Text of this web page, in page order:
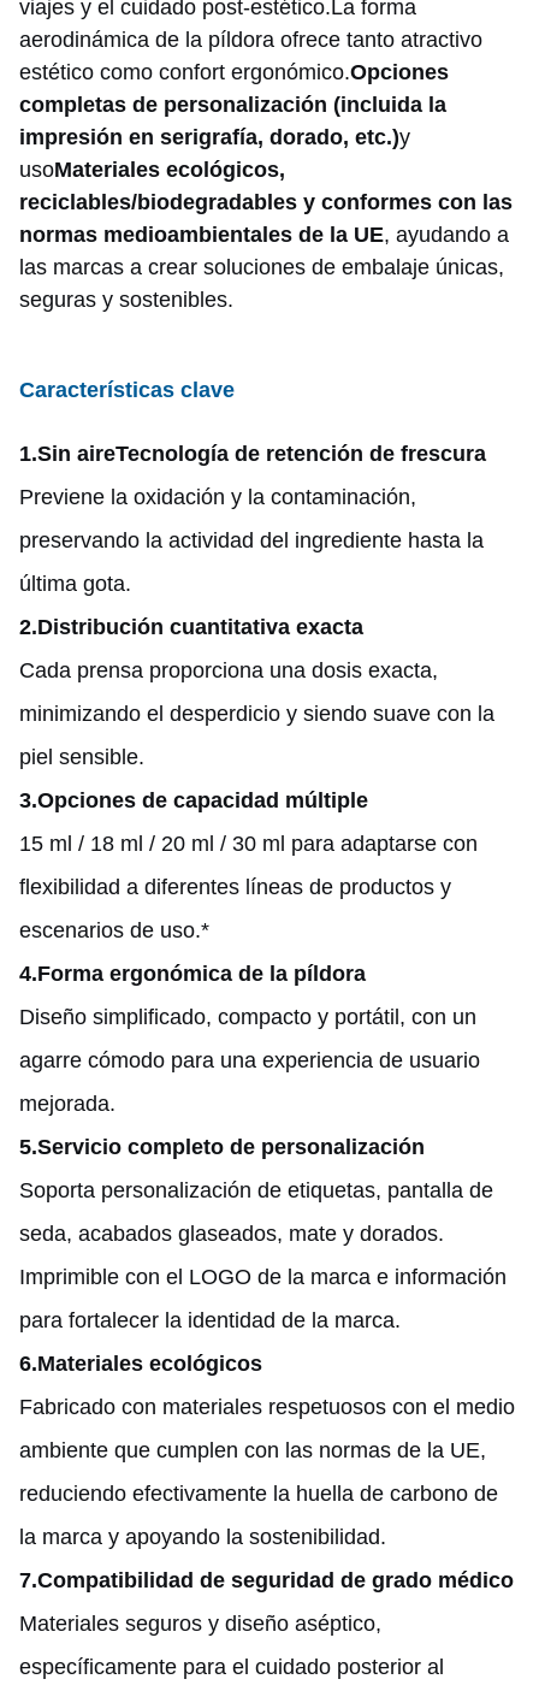
viajes y el cuidado post-estético.La forma
aerodinámica de la píldora ofrece tanto atractivo
estético como confort ergonómico.Opciones
completas de personalización (incluida la
impresión en serigrafía, dorado, etc.)y
usoMateriales ecológicos,
reciclables/biodegradables y conformes con las
normas medioambientales de la UE, ayudando a
las marcas a crear soluciones de embalaje únicas,
seguras y sostenibles.
Características clave
1.Sin aireTecnología de retención de frescura
Previene la oxidación y la contaminación,
preservando la actividad del ingrediente hasta la
última gota.
2.Distribución cuantitativa exacta
Cada prensa proporciona una dosis exacta,
minimizando el desperdicio y siendo suave con la
piel sensible.
3.Opciones de capacidad múltiple
15 ml / 18 ml / 20 ml / 30 ml para adaptarse con
flexibilidad a diferentes líneas de productos y
escenarios de uso.*
4.Forma ergonómica de la píldora
Diseño simplificado, compacto y portátil, con un
agarre cómodo para una experiencia de usuario
mejorada.
5.Servicio completo de personalización
Soporta personalización de etiquetas, pantalla de
seda, acabados glaseados, mate y dorados.
Imprimible con el LOGO de la marca e información
para fortalecer la identidad de la marca.
6.Materiales ecológicos
Fabricado con materiales respetuosos con el medio
ambiente que cumplen con las normas de la UE,
reduciendo efectivamente la huella de carbono de
la marca y apoyando la sostenibilidad.
7.Compatibilidad de seguridad de grado médico
Materiales seguros y diseño aséptico,
específicamente para el cuidado posterior al